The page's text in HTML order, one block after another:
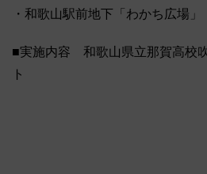
・和歌山駅前地下「わかち広場
■実施内容 和歌山県立那賀高校
ト